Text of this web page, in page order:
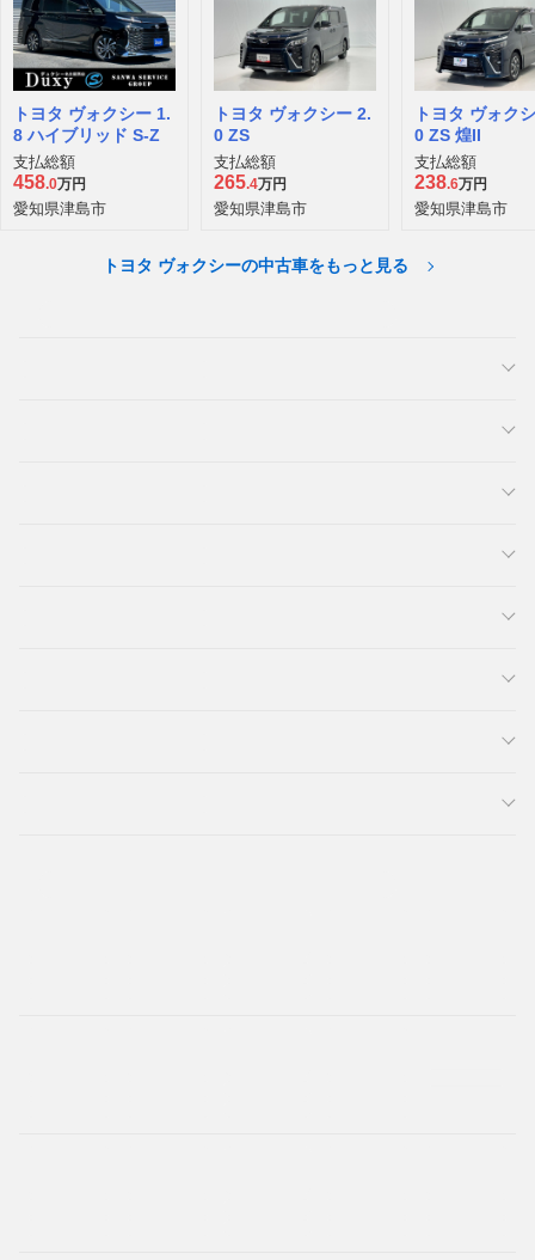
トヨタ ヴォクシー 1.
8 ハイブリッド S-Z
支払総額
458.0万円
愛知県津島市
トヨタ ヴォクシー 2.
0 ZS
支払総額
265.4万円
愛知県津島市
トヨタ ヴォク
0 ZS 煌II
支払総額
238.6万円
愛知県津島市
トヨタ ヴォクシーの中古車をもっと見る